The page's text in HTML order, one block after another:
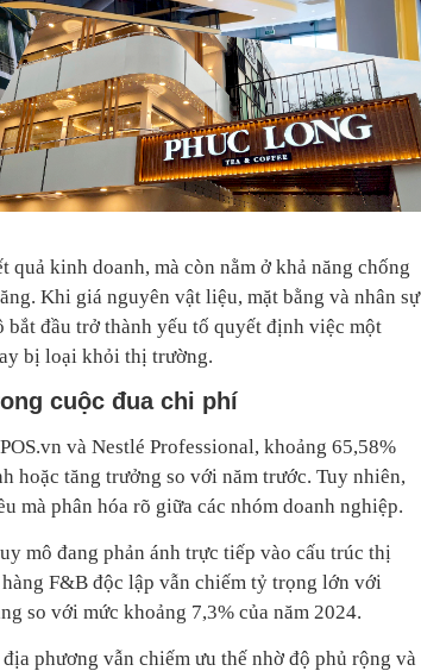
quả kinh doanh, mà còn nằm ở khả năng chống
Khi giá nguyên vật liệu, mặt bằng và nhân sự
đầu trở thành yếu tố quyết định việc một
bị loại khỏi thị trường.
cuộc đua chi phí
và Nestlé Professional, khoảng 65,58%
hoặc tăng trưởng so với năm trước. Tuy nhiên,
mà phân hóa rõ giữa các nhóm doanh nghiệp.
mô đang phản ánh trực tiếp vào cấu trúc thị
F&B độc lập vẫn chiếm tỷ trọng lớn với
so với mức khoảng 7,3% của năm 2024.
phương vẫn chiếm ưu thế nhờ độ phủ rộng và